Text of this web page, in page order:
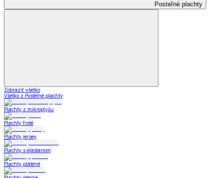
Posteľné plachty
Zobraziť všetko
Všetko z Posteľné plachty
Plachty z mikroplyšu
Plachty froté
Plachty jersey
Plachty s elastanom
Plachty plátené